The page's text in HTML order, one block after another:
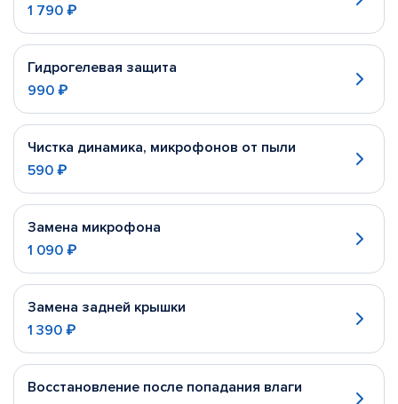
1 790 ₽
Гидрогелевая защита
990 ₽
Чистка динамика, микрофонов от пыли
590 ₽
Замена микрофона
1 090 ₽
Замена задней крышки
1 390 ₽
Восстановление после попадания влаги